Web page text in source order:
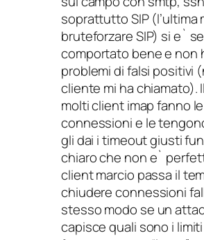
soprattutto SIP (l’ultima
bruteforzare SIP) si e`
comportato bene e non
problemi di falsi positivi
cliente mi ha chiamato).
molti client imap fanno
connessioni e le
gli dai i timeout giusti
chiaro che non e`
client marcio passa il
chiudere connessioni
stesso modo se un
capisce quali sono i